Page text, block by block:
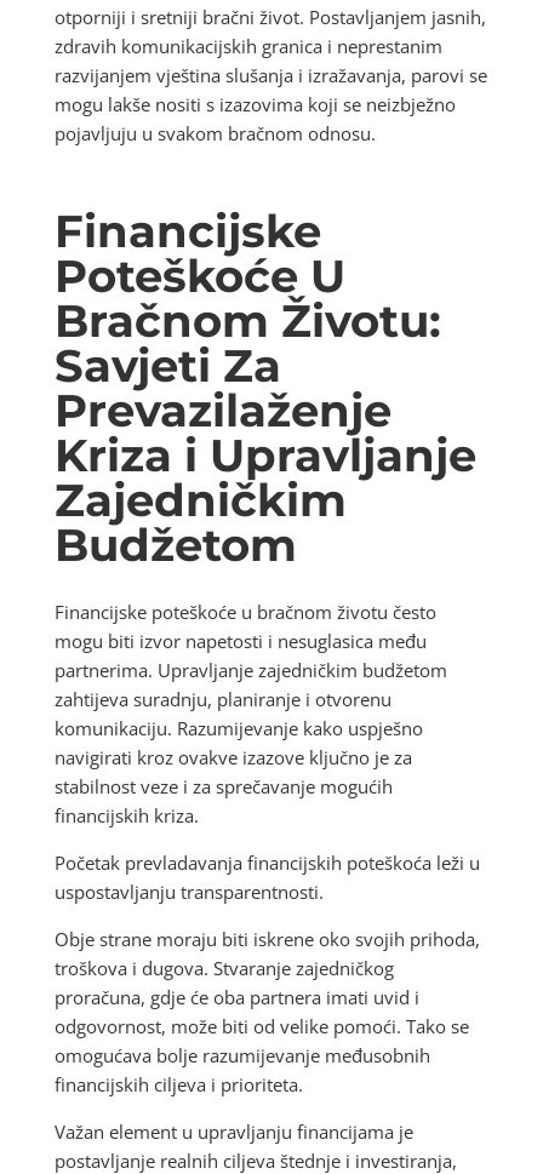
otporniji i sretniji bračni život. Postavljanjem jasnih,
zdravih komunikacijskih granica i neprestanim
razvijanjem vještina slušanja i izražavanja, parovi se
mogu lakše nositi s izazovima koji se neizbježno
pojavljuju u svakom bračnom odnosu.
Financijske
Poteškoće U
Bračnom Životu:
Savjeti Za
Prevazilaženje
Kriza i Upravljanje
Zajedničkim
Budžetom
Financijske poteškoće u bračnom životu često
mogu biti izvor napetosti i nesuglasica među
partnerima. Upravljanje zajedničkim budžetom
zahtijeva suradnju, planiranje i otvorenu
komunikaciju. Razumijevanje kako uspješno
navigirati kroz ovakve izazove ključno je za
stabilnost veze i za sprečavanje mogućih
financijskih kriza.
Početak prevladavanja financijskih poteškoća leži u
uspostavljanju transparentnosti.
Obje strane moraju biti iskrene oko svojih prihoda,
troškova i dugova. Stvaranje zajedničkog
proračuna, gdje će oba partnera imati uvid i
odgovornost, može biti od velike pomoći. Tako se
omogućava bolje razumijevanje međusobnih
financijskih ciljeva i prioriteta.
Važan element u upravljanju financijama je
postavljanje realnih ciljeva štednje i investiranja,